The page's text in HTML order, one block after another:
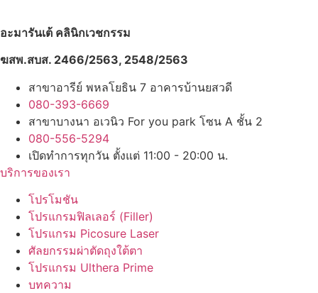
อะมารันเต้ คลินิกเวชกรรม
ฆสพ.สบส. 2466/2563, 2548/2563
สาขาอารีย์ พหลโยธิน 7 อาคารบ้านยสวดี
080-393-6669
สาขาบางนา อเวนิว For you park โซน A ชั้น 2
080-556-5294
เปิดทำการทุกวัน ตั้งแต่ 11:00 - 20:00 น.
บริการของเรา
โปรโมชัน
โปรแกรมฟิลเลอร์ (Filler)
โปรแกรม Picosure Laser
ศัลยกรรมผ่าตัดถุงใต้ตา
โปรแกรม Ulthera Prime
บทความ